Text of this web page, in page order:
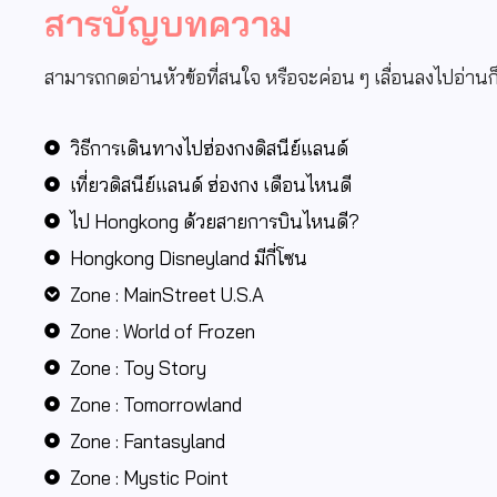
สารบัญบทความ
สามารถกดอ่านหัวข้อที่สนใจ หรือจะค่อน ๆ เลื่อนลงไปอ่าน
วิธีการเดินทางไปฮ่องกงดิสนีย์แลนด์
เที่ยวดิสนีย์แลนด์ ฮ่องกง เดือนไหนดี​
ไป Hongkong ด้วยสายการบินไหนดี?​
Hongkong Disneyland มีกี่โซน
Zone : MainStreet​ U.S.A
Zone : World of Frozen
Zone : Toy Story
Zone : Tomorrowland
Zone : Fantasyland
Zone : Mystic Point